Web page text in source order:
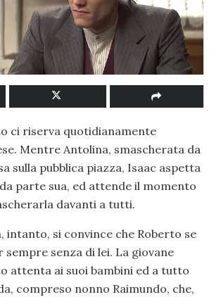
ci riserva quotidianamente
Mentre Antolina, smascherata da
sulla pubblica piazza, Isaac aspetta
parte sua, ed attende il momento
davanti a tutti.
intanto, si convince che Roberto se
sempre senza di lei. La giovane
attenta ai suoi bambini ed a tutto
compreso nonno Raimundo, che,